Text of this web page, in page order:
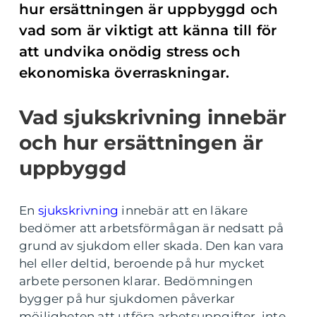
hur ersättningen är uppbyggd och
vad som är viktigt att känna till för
att undvika onödig stress och
ekonomiska överraskningar.
Vad sjukskrivning innebär
och hur ersättningen är
uppbyggd
En sjukskrivning innebär att en läkare
bedömer att arbetsförmågan är nedsatt på
grund av sjukdom eller skada. Den kan vara
hel eller deltid, beroende på hur mycket
arbete personen klarar. Bedömningen
bygger på hur sjukdomen påverkar